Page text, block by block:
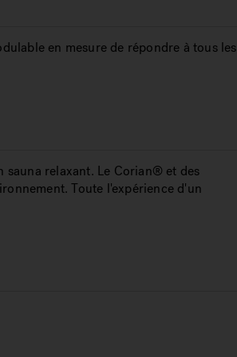
en mesure de répondre à tous les
sauna relaxant. Le Corian® et des
Toute l'expérience d'un